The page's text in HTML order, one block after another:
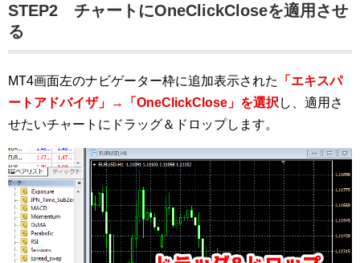
STEP2 チャートにOneClickCloseを適用させ
る
MT4画面左のナビゲーター枠に追加表示された
「エキスパ
ートアドバイザ」→「OneClickClose」を選択 し、適用さ
せたいチャートにドラッグ＆ドロップします。